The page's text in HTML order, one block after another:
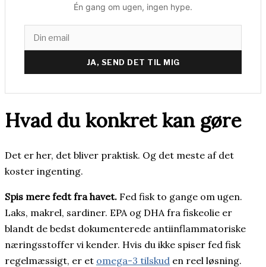
Én gang om ugen, ingen hype.
JA, SEND DET TIL MIG
Hvad du konkret kan gøre
Det er her, det bliver praktisk. Og det meste af det
koster ingenting.
Spis mere fedt fra havet. Fed fisk to gange om ugen.
Laks, makrel, sardiner. EPA og DHA fra fiskeolie er
blandt de bedst dokumenterede antiinflammatoriske
næringsstoffer vi kender. Hvis du ikke spiser fed fisk
regelmæssigt, er et omega-3 tilskud en reel løsning.